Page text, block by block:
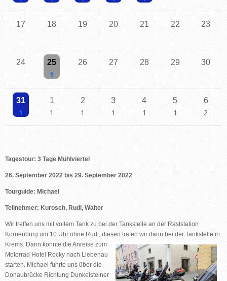
17 18 19 20 21 22 23
24 25 26 27 28 29 30
31 1 2 3 4 5 6
Tagestour: 3 Tage Mühlviertel
26. September 2022 bis 29. September 2022
Tourguide: Michael
Teilnehmer: Kurosch, Rudi, Walter
Wir treffen uns mit vollem Tank zu bei der Tankstelle an der Raststation
Korneuburg um 10 Uhr ohne Rudi, diesen trafen wir dann bei der Tankstelle in
Krems. Dann konnte die Anreise zum
Motorrad Hotel Rocky nach Liebenau
starten. Michael führte uns über die
Donaubrücke Richtung Dunkelsteiner